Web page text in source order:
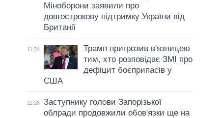
Міноборони заявили про
довгострокову підтримку України від
Британії
11:34
Трамп пригрозив в'язницею
тим, хто розповідає ЗМІ про
дефіцит боєприпасів у
США
11:26
Заступнику голови Запорізької
облради продовжили обов'язки ще на